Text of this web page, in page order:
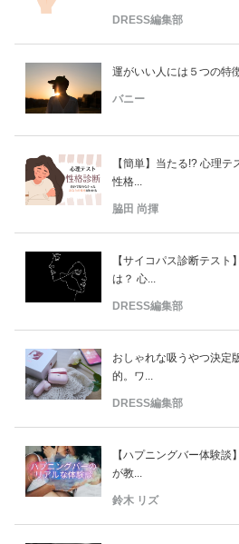
DRESS編集部
運がいい人には５つの特
バニー
【簡単】当たる!? 心理
性格...
脇田 尚揮
【サイコパス診断テス
は？ 心...
DRESS編集部
おしゃれな吸うやつ決定
的。ワ...
DRESS編集部
【ハプニングバー体験
が教...
鈴木 リズ